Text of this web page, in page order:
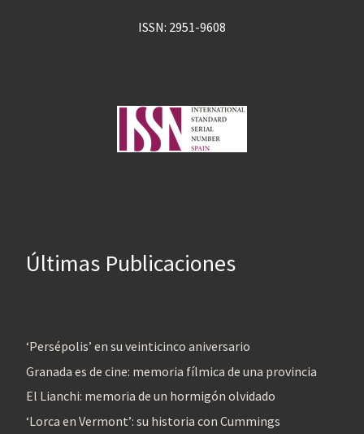
ISSN: 2951-9608
Últimas Publicaciones
‘Persépolis’ en su veinticinco aniversario
Granada es de cine: memoria fílmica de una provincia
El Lianchi: memoria de un hormigón olvidado
‘Lorca en Vermont’: su historia con Cummings